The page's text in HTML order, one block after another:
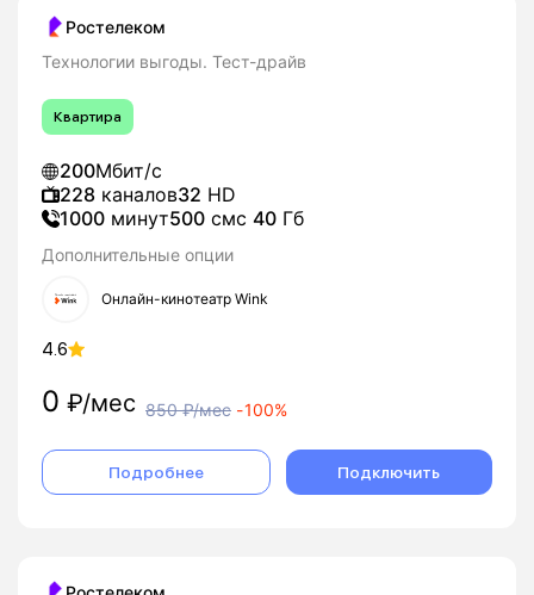
Ростелеком
Технологии выгоды. Тест-драйв
Квартира
200Мбит/с
228 каналов32 HD
1000 минут500 смс 40 Гб
Дополнительные опции
Онлайн-кинотеатр Wink
4.6
0 ₽/мес 850₽/мес -100%
Подробнее Подключить